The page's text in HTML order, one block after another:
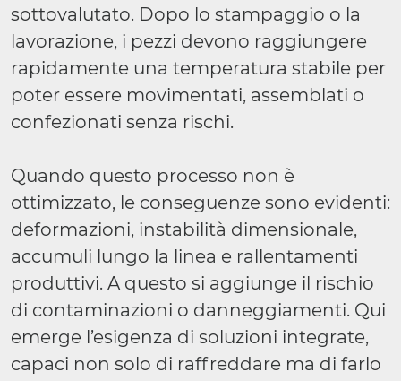
sottovalutato. Dopo lo stampaggio o la
lavorazione, i pezzi devono raggiungere
rapidamente una temperatura stabile per
poter essere movimentati, assemblati o
confezionati senza rischi.
Quando questo processo non è
ottimizzato, le conseguenze sono evidenti:
deformazioni, instabilità dimensionale,
accumuli lungo la linea e rallentamenti
produttivi. A questo si aggiunge il rischio
di contaminazioni o danneggiamenti. Qui
emerge l’esigenza di soluzioni integrate,
capaci non solo di raffreddare ma di farlo